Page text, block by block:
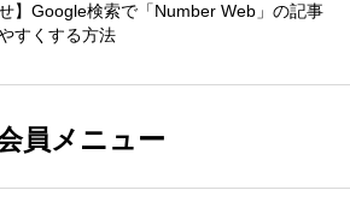
せ】Google検索で「Number Web」の記事
すくする方法
員メニュー